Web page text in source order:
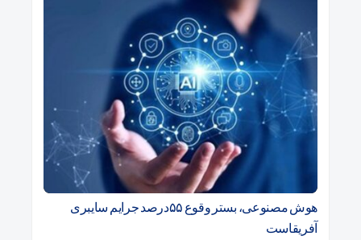
هوش مصنوعی، بستر وقوع ۵۵درصد جرایم سایبری
آفریقاست